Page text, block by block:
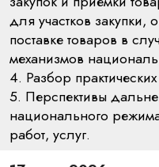
для участков
поставке товаров в
механизмов
4. Разбор
5. Перспективы
национального
работ, услуг.